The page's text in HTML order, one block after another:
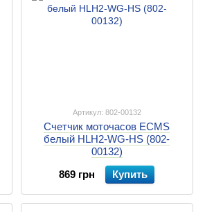
Артикул: 802-00132
Счетчик моточасов ECMS
белый HLH2-WG-HS (802-
00132)
869 грн
Купить